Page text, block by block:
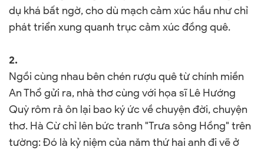
dụ khá bất ngờ, cho dù mạch cảm xúc hầu như chỉ
phát triển xung quanh trục cảm xúc đồng quê.
2.
Ngồi cùng nhau bên chén rượu quê từ chính miền
An Thổ gửi ra, nhà thơ cùng với họa sĩ Lê Hướng
Quỳ rôm rả ôn lại bao ký ức về chuyện đời, chuyện
thơ. Hà Cừ chỉ lên bức tranh "Trưa sông Hồng" trên
tường: Đó là kỷ niệm của năm thứ hai anh đi vẽ ở